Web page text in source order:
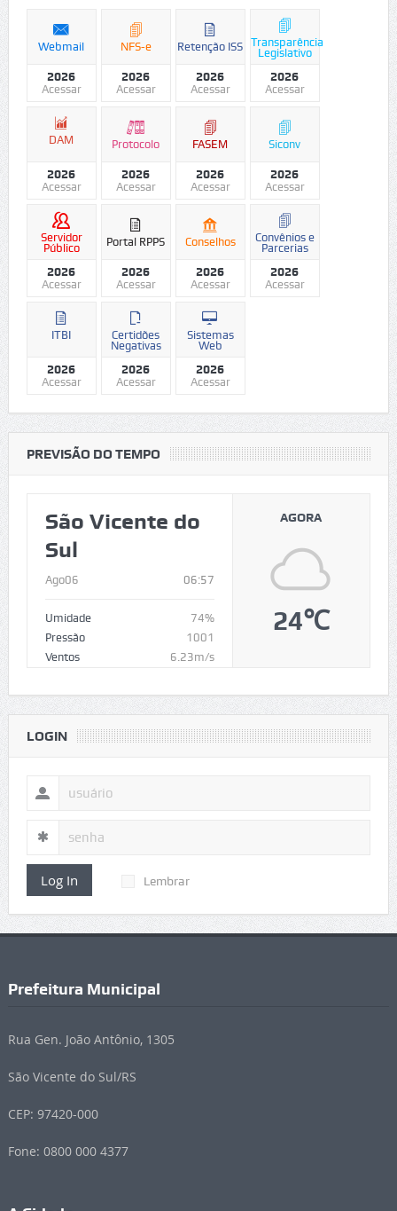
Webmail
2026
Acessar
NFS-e
2026
Acessar
Retenção ISS
2026
Acessar
Transparência
Legislativo
2026
Acessar
DAM
2026
Acessar
Protocolo
2026
Acessar
FASEM
2026
Acessar
Siconv
2026
Acessar
Servidor
Público
2026
Acessar
Portal RPPS
2026
Acessar
Conselhos
2026
Acessar
Convênios e
Parcerias
2026
Acessar
ITBI
2026
Acessar
Certidões
Negativas
2026
Acessar
Sistemas
Web
2026
Acessar
PREVISÃO DO TEMPO
São Vicente do
Sul
Ago06 06:57
Umidade
74%
Pressão
1001
Ventos
6.23m/s
AGORA
24℃
LOGIN
Log In Lembrar
Prefeitura Municipal
Rua Gen. João Antônio, 1305
São Vicente do Sul/RS
CEP: 97420-000
Fone: 0800 000 4377